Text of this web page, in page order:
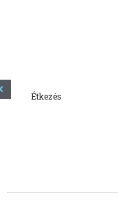
Étkezés